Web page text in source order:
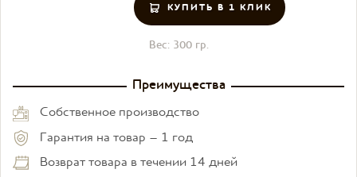
КУПИТЬ В 1 КЛИК
Вес: 300 гр.
Преимущества
Собственное производство
Гарантия на товар – 1 год
Возврат товара в течении 14 дней